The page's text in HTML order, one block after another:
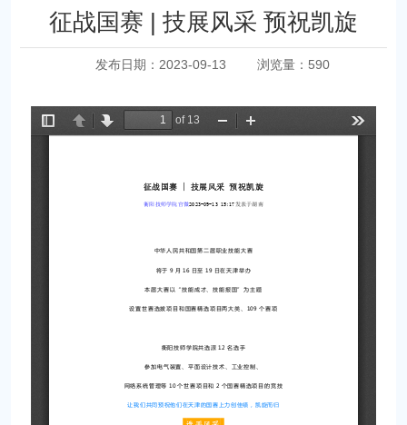
当前位置： 技能竞赛 技能动态
征战国赛 | 技展风采 预祝凯旋
发布日期：2023-09-13 浏览量： 590